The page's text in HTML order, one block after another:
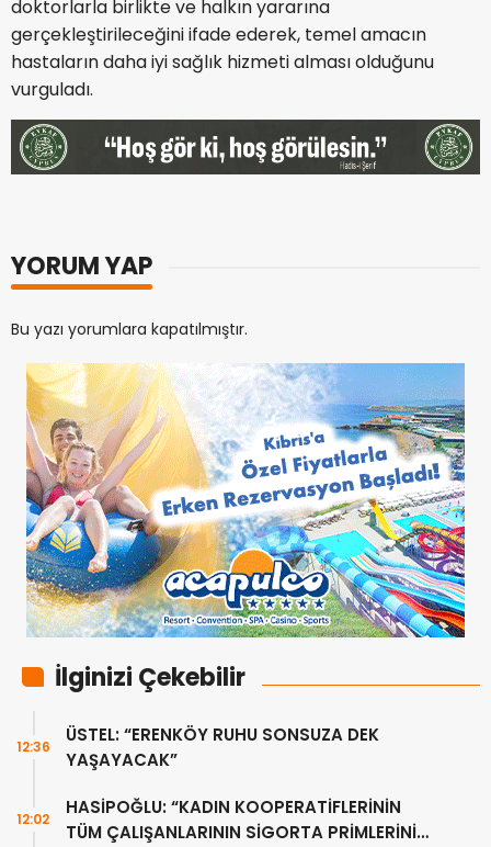
doktorlarla birlikte ve halkın yararına
gerçekleştirileceğini ifade ederek, temel amacın
hastaların daha iyi sağlık hizmeti alması olduğunu
vurguladı.
YORUM YAP
Bu yazı yorumlara kapatılmıştır.
İlginizi Çekebilir
ÜSTEL: “ERENKÖY RUHU SONSUZA DEK
YAŞAYACAK”
12:36
HASİPOĞLU: “KADIN KOOPERATİFLERİNİN
TÜM ÇALIŞANLARININ SİGORTA PRİMLERİNİ
12:02